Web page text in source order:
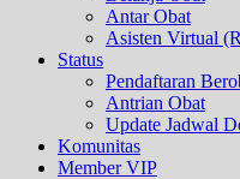
Antar Obat
Asisten Virtual
Status
Pendaftaran
Antrian Obat
Update Jadwal
Komunitas
Member VIP